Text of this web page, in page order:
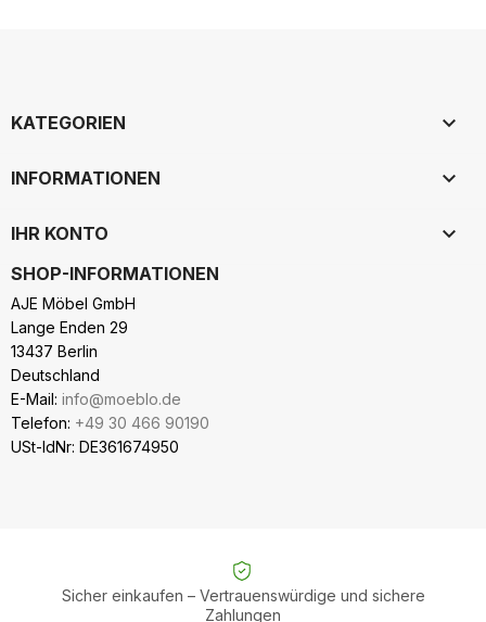
KATEGORIEN 
INFORMATIONEN 
IHR KONTO 
SHOP-INFORMATIONEN
AJE Möbel GmbH
Lange Enden 29
13437 Berlin
Deutschland
E-Mail: info@moeblo.de
Telefon: +49 30 466 90190
USt-IdNr: DE361674950
Sicher einkaufen – Vertrauenswürdige und sichere
Zahlungen